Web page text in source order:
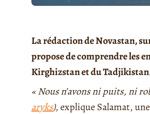
La rédaction de Novastan,
propose de comprendre les
Kirghizstan et du
« Nous n’avons ni puits, ni
aryks), explique Salamat,